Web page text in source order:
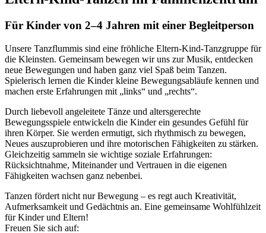
Für Kinder von 2–4 Jahren mit einer Begleitperson
Unsere Tanzflummis sind eine fröhliche Eltern-Kind-Tanzgruppe für
die Kleinsten. Gemeinsam bewegen wir uns zur Musik, entdecken
neue Bewegungen und haben ganz viel Spaß beim Tanzen.
Spielerisch lernen die Kinder kleine Bewegungsabläufe kennen und
machen erste Erfahrungen mit „links“ und „rechts“.
Durch liebevoll angeleitete Tänze und altersgerechte
Bewegungsspiele entwickeln die Kinder ein gesundes Gefühl für
ihren Körper. Sie werden ermutigt, sich rhythmisch zu bewegen,
Neues auszuprobieren und ihre motorischen Fähigkeiten zu stärken.
Gleichzeitig sammeln sie wichtige soziale Erfahrungen:
Rücksichtnahme, Miteinander und Vertrauen in die eigenen
Fähigkeiten wachsen ganz nebenbei.
Tanzen fördert nicht nur Bewegung – es regt auch Kreativität,
Aufmerksamkeit und Gedächtnis an. Eine gemeinsame Wohlfühlzeit
für Kinder und Eltern!
Freuen Sie sich auf: